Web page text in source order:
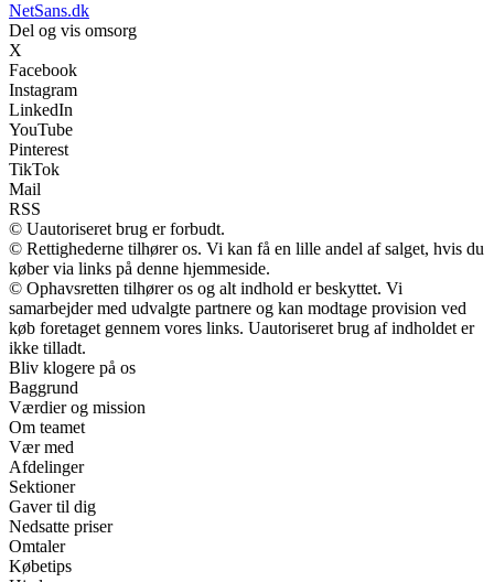
NetSans.dk
Del og vis omsorg
X
Facebook
Instagram
LinkedIn
YouTube
Pinterest
TikTok
Mail
RSS
© Uautoriseret brug er forbudt.
© Rettighederne tilhører os. Vi kan få en lille andel af salget, hvis du
køber via links på denne hjemmeside.
© Ophavsretten tilhører os og alt indhold er beskyttet. Vi
samarbejder med udvalgte partnere og kan modtage provision ved
køb foretaget gennem vores links. Uautoriseret brug af indholdet er
ikke tilladt.
Bliv klogere på os
Baggrund
Værdier og mission
Om teamet
Vær med
Afdelinger
Sektioner
Gaver til dig
Nedsatte priser
Omtaler
Købetips